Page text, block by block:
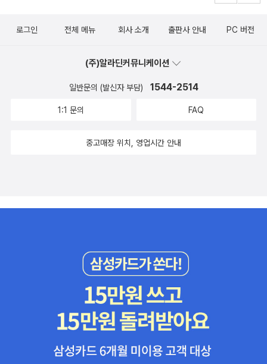
로그인 전체 메뉴 회사 소개 출판사 안내 PC 버전
(주)알라딘커뮤니케이션
일반문의 (발신자 부담) 1544-2514
1:1 문의 FAQ
중고매장 위치, 영업시간 안내